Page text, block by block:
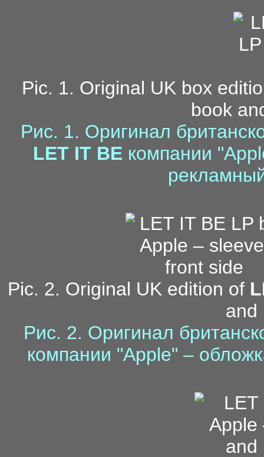
Pic. 1. Original UK box
book
Рис. 1. Оригинал
LET IT BE компании
Pic. 2. Original UK edition of
and
Рис. 2. Оригинал
компании "Apple" –